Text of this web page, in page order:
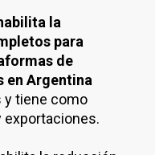
la
para
de
en Argentina
y tiene como
exportaciones.